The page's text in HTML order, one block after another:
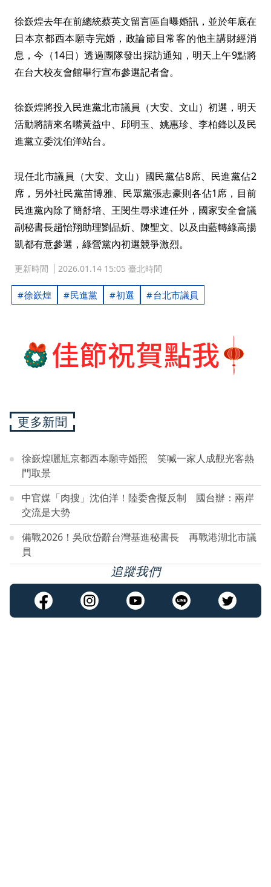
徐嶔煌去年在前總統蔡英文留言區自曝婚訊，並於年底在
日本京都西本願寺完婚，政論節目常客的他主講財經消
息，今（14日）透過團隊發出採訪通知，明天上午9點將
在台大校友會館舉行宣布參選記者會。
徐嶔煌將投入民進黨北市議員（大安、文山）初選，明天
活動將請來名嘴黃益中、邱明玉、姚惠珍、李柏鋒以及民
進黨立委沈伯洋站台。
現任北市議員（大安、文山）國民黨佔8席、民進黨佔2
席，另外社民黨苗博雅、民眾黨張志豪則各佔1席，目前
民進黨內除了簡舒培、王閔生尋求連任外，國家安全會議
副秘書長趙怡翔助理劉品妡、陳聖文、以及由藍轉綠高揚
凱都有意參選，綠營黨內初選競爭激烈。
更新時間 2026.01.14 15:05 臺北時間
徐嶔煌 民進黨 初選 台北市議員
更多新聞
徐嶔煌曬尪京都西本願寺婚照 笑喊一家人成觀光客熱
門取景
中官媒「肉搜」沈伯洋！陸委會擬反制 國台辦：兩岸
交流是大勢
備戰2026！吳欣岱辭台灣基進秘書長 再戰港湖北市議
員
追蹤我們